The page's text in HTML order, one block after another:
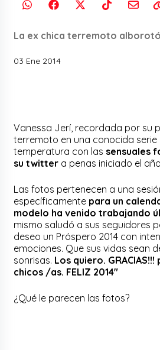
La ex chica terremoto
03 Ene 2014
Vanessa Jerí, recordada por su
terremoto en una conocida
temperatura con las sensuales
su twitter a penas iniciado el
Las fotos pertenecen a una
específicamente para un
modelo ha venido trabajando
mismo saludó a sus seguidores
deseo un Próspero 2014 con
emociones. Que sus vidas sean
sonrisas. Los quiero.
chicos /as. FELIZ 2014″
¿Qué le parecen las fotos?